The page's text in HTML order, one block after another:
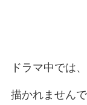
ドラマ中では
描かれませんで